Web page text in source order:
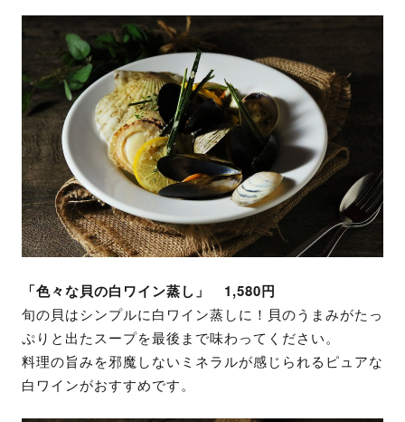
「色々な貝の白ワイン蒸し」 1,580円
旬の貝はシンプルに白ワイン蒸しに！貝のうまみがたっ
ぷりと出たスープを最後まで味わってください。
料理の旨みを邪魔しないミネラルが感じられるピュアな
白ワインがおすすめです。